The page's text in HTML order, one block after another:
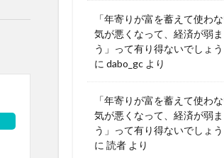
「年寄りが富を蓄えて使わ
気が悪くなって、経済が弱
う」って有り得ないでしょう
に dabo_gc より
「年寄りが富を蓄えて使わ
気が悪くなって、経済が弱
う」って有り得ないでしょう
に 読者 より